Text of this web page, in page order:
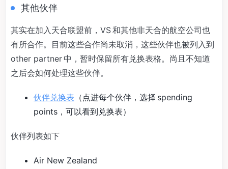
其他伙伴
其实在加入天合联盟前，VS 和其他非天合的航空公司也
有所合作。目前这些合作尚未取消，这些伙伴也被列入到
other partner 中，暂时保留所有兑换表格。尚且不知道
之后会如何处理这些伙伴。
伙伴兑换表 （点进每个伙伴，选择 spending
points，可以看到兑换表）
伙伴列表如下
Air New Zealand